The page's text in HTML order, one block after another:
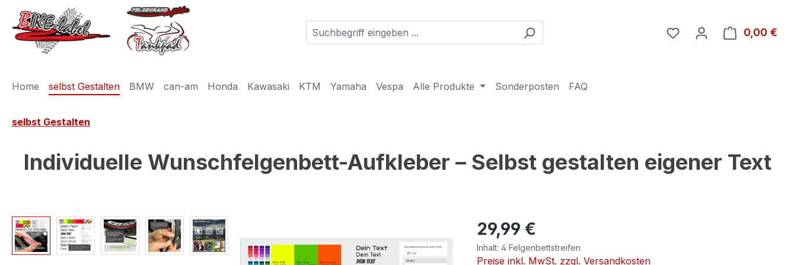
Hauptinhalt springen
Zur Suche springen
Zur Hauptnavigation springen
Du hast 0 Produkte auf
0,00 €
Home selbst Gestalten BMW can-am Honda Kawasaki KTM Yamaha Vespa Alle Produkte Sonderposten FAQ
selbst Gestalten
Individuelle Wunschfelgenbett-Aufkleber – Selbst gestalten eigener Text
Bildergalerie überspringen 29,99 €
Inhalt: 4 Felgenbettstreifen
Preise inkl. MwSt. zzgl. Versandkosten